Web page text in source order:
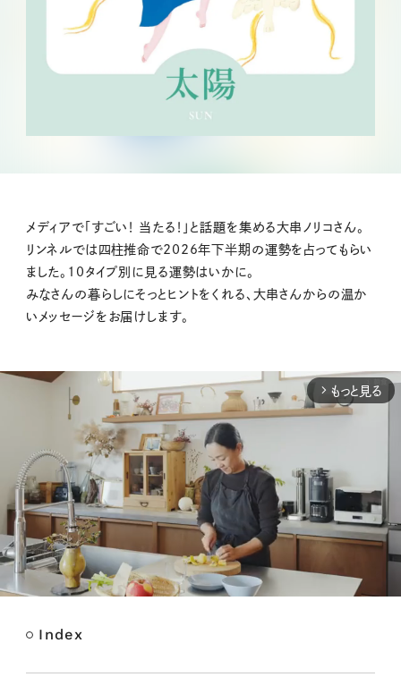
メディアで「すごい！ 当たる！」と話題を集める大串ノリコさん。
リンネルでは四柱推命で2026年下半期の運勢を占ってもらい
ました。10タイプ別に見る運勢はいかに。
みなさんの暮らしにそっとヒントをくれる、大串さんからの温か
いメッセージをお届けします。
arrow_forward_ios もっと見る
Index